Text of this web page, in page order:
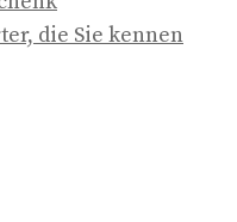
die Sie kennen